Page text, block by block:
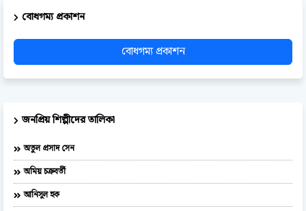
বোধগম্য প্রকাশন
বোধগম্য প্রকাশন
জনপ্রিয় শিল্পীদের তালিকা
অতুল প্রসাদ সেন
অমিয় চক্রবর্তী
আনিসুল হক